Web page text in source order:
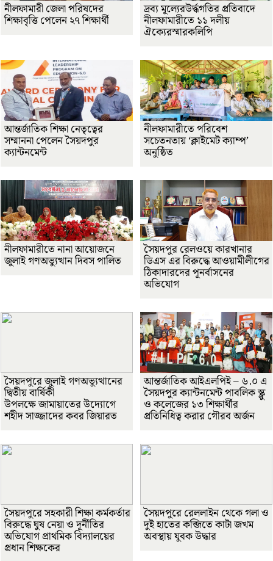
নীলফামারী জেলা পরিষদের
শিক্ষাবৃত্তি পেলেন ২৭ শিক্ষার্থী
দ্রব্য মূল্যেরউর্দ্ধগতির প্রতিবাদে
নীলফামারীতে ১১ দলীয়
ঐক্যেরস্মারকলিপি
আন্তর্জাতিক শিক্ষা নেতৃত্বের
সম্মাননা পেলেন সৈয়দপুর
ক্যান্টনমেন্ট
নীলফামারীতে পরিবেশ
সচেতনতায় ‘ক্লাইমেট ক্যাম্প’
অনুষ্ঠিত
নীলফামারীতে নানা আয়োজনে
জুলাই গণঅভ্যুত্থান দিবস পালিত
সৈয়দপুর রেলওয়ে কারখানার
ডিএস এর বিরুদ্ধে আওয়ামীলীগের
ঠিকাদারদের পূনর্বাসনের
অভিযোগ
সৈয়দপুরে জুলাই গণঅভ্যুত্থানের
দ্বিতীয় বার্ষিকী
উপলক্ষে জামায়াতের উদ্যোগে
শহীদ সাজ্জাদের কবর জিয়ারত
আন্তর্জাতিক আইএলপিই – ৬.০ এ
সৈয়দপুর ক্যান্টনমেন্ট পাবলিক স্ক্লু
ও কলেজের ১৩ শিক্ষার্থীর
প্রতিনিধিত্ব করার গৌরব অর্জন
সৈয়দপুরে সহকারী শিক্ষা কর্মকর্তার
বিরুদ্ধে ঘুষ নেয়া ও দূর্নীতির
অভিযোগ প্রাথমিক বিদ্যালয়ের
প্রধান শিক্ষকের
সৈয়দপুরে রেললাইন থেকে গলা ও
দুই হাতের কব্জিতে কাটা জখম
অবস্থায় যুবক উদ্ধার